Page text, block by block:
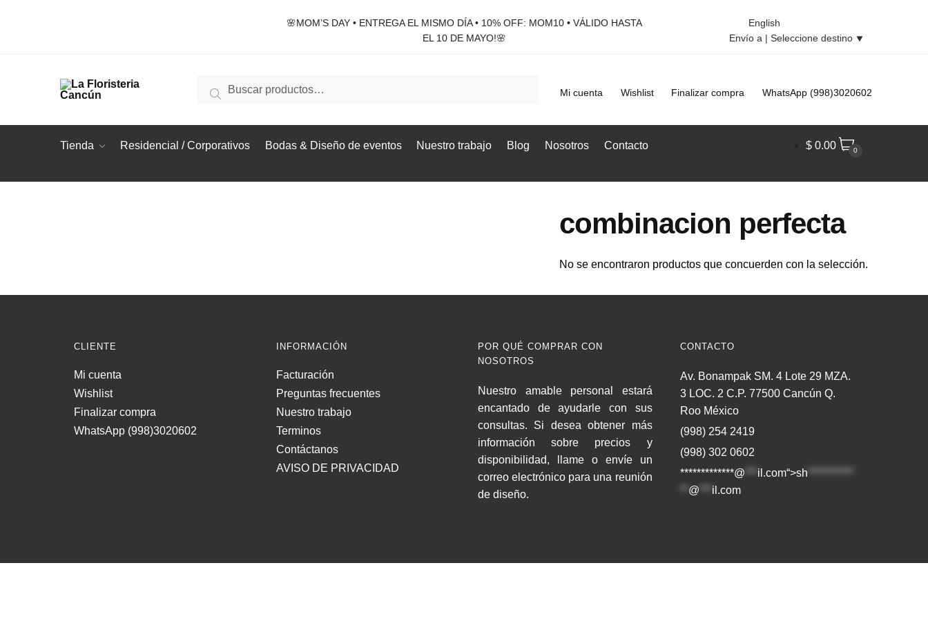
🌸MOM’S DAY • ENTREGA EL MISMO DÍA • 10% OFF: MOM10 • VÁLIDO HASTA
EL 10 DE MAYO!🌸
English
Envío a | Seleccione destino ⯆
Buscar
por:
Buscar Mi cuenta Wishlist Finalizar compra WhatsApp (998)3020602
Tienda Residencial / Corporativos Bodas & Diseño de eventos Nuestro trabajo Blog Nosotros Contacto $ 0.00 0
combinacion perfecta
No se encontraron productos que concuerden con la selección.
CLIENTE
Mi cuenta
Wishlist
Finalizar compra
WhatsApp (998)3020602
INFORMACIÓN
Facturación
Preguntas frecuentes
Nuestro trabajo
Terminos
Contáctanos
AVISO DE PRIVACIDAD
POR QUÉ COMPRAR CON
NOSOTROS
Nuestro amable personal estará
encantado de ayudarle con sus
consultas. Si desea obtener más
información sobre precios y
disponibilidad, llame o envíe un
correo electrónico para una reunión
de diseño.
CONTACTO
Av. Bonampak SM. 4 Lote 29 MZA.
3 LOC. 2 C.P. 77500 Cancún Q.
Roo México
(998) 254 2419
(998) 302 0602
*************@
il.com“>sh ***********
@ il.com